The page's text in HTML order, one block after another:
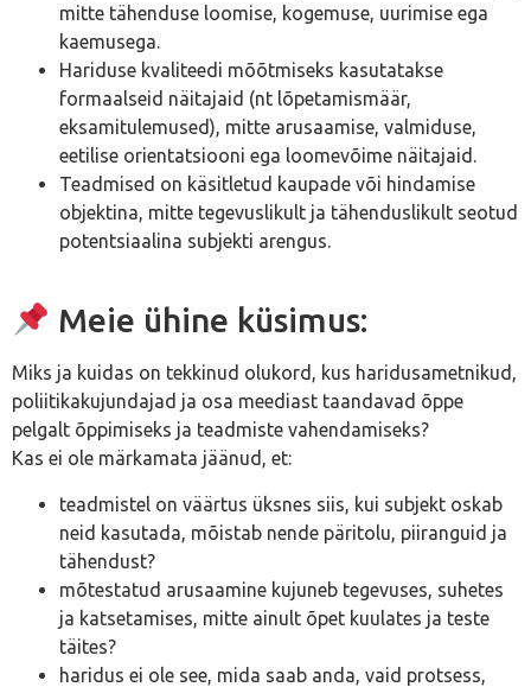
mitte tähenduse loomise, kogemuse, uurimise ega
kaemusega.
Hariduse kvaliteedi mõõtmiseks kasutatakse
formaalseid näitajaid (nt lõpetamismäär,
eksamitulemused), mitte arusaamise, valmiduse,
eetilise orientatsiooni ega loomevõime näitajaid.
Teadmised on käsitletud kaupade või hindamise
objektina, mitte tegevuslikult ja tähenduslikult seotud
potentsiaalina subjekti arengus.
Meie ühine küsimus:
Miks ja kuidas on tekkinud olukord, kus haridusametnikud,
poliitikakujundajad ja osa meediast taandavad õppe
pelgalt õppimiseks ja teadmiste vahendamiseks?
Kas ei ole märkamata jäänud, et:
teadmistel on väärtus üksnes siis, kui subjekt oskab
neid kasutada, mõistab nende päritolu, piiranguid ja
tähendust?
mõtestatud arusaamine kujuneb tegevuses, suhetes
ja katsetamises, mitte ainult õpet kuulates ja teste
täites?
haridus ei ole see, mida saab anda, vaid protsess,